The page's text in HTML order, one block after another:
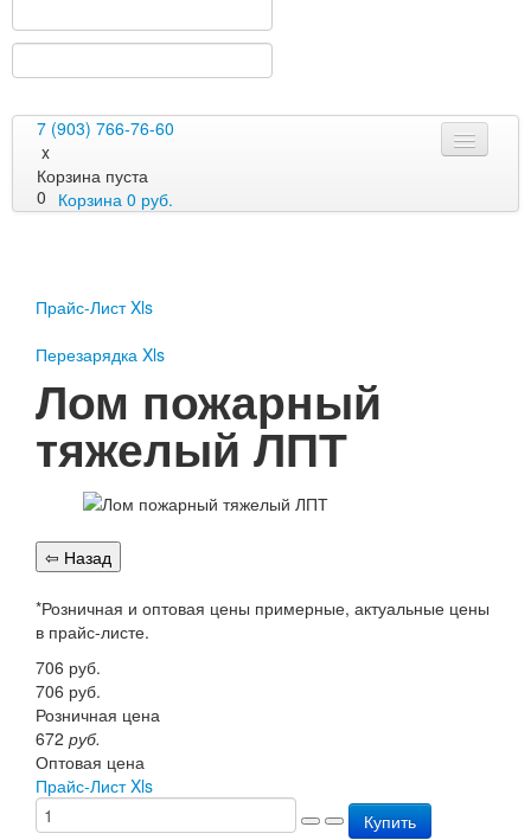
7 (903) 766-76-60
x
Корзина пуста
0 Корзина 0 руб.
Перезарядка ОП
Перезарядка ОВП
Доставка
Оплата
Гарантии
О нас
Статьи
Публичная оферта
Сертификаты
Контакты
Пожарное оборудование
Перезарядка
Перезарядка ОП
Перезарядка ОУ
Прайс-Лист Xls
Перезарядка Xls
Лом пожарный
тяжелый ЛПТ
*Розничная и оптовая цены примерные, актуальные цены
в прайс-листе.
706 руб.
706 руб.
Розничная цена
672 руб.
Оптовая цена
Прайс-Лист Xls
Купить